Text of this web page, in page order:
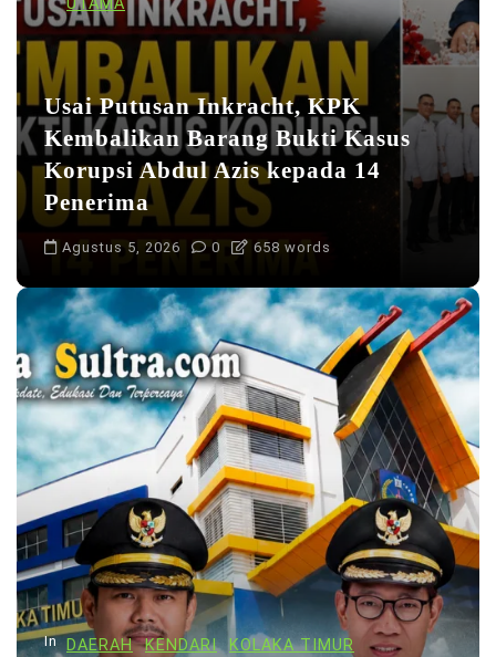
UTAMA
Usai Putusan Inkracht, KPK
Kembalikan Barang Bukti Kasus
Korupsi Abdul Azis kepada 14
Penerima
Agustus 5, 2026 0 658 words
In DAERAH KENDARI
KOLAKA TIMUR